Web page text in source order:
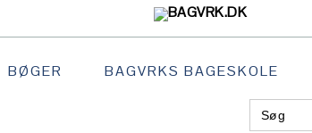
BØGER BAGVRKS BAGESKOLE
Search
for: